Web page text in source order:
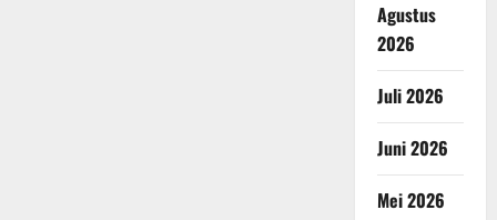
Agustus
2026
Juli 2026
Juni 2026
Mei 2026